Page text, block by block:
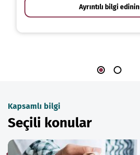
Ayrıntılı bilgi edinin
Kapsamlı bilgi
Seçili konular